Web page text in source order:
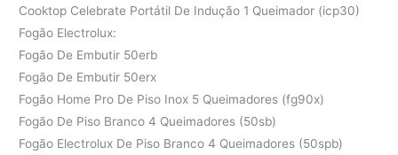
Cooktop Celebrate Portátil De Indução 1 Queimador (icp30)
Fogão Electrolux:
Fogão De Embutir 50erb
Fogão De Embutir 50erx
Fogão Home Pro De Piso Inox 5 Queimadores (fg90x)
Fogão De Piso Branco 4 Queimadores (50sb)
Fogão Electrolux De Piso Branco 4 Queimadores (50spb)